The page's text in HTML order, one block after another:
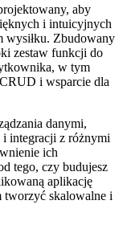
aby
i intuicyjnych
wysiłku. Zbudowany
zestaw funkcji do
w tym
i wsparcie dla
danymi,
integracji z różnymi
ich
tego, czy budujesz
aplikację
tworzyć skalowalne i